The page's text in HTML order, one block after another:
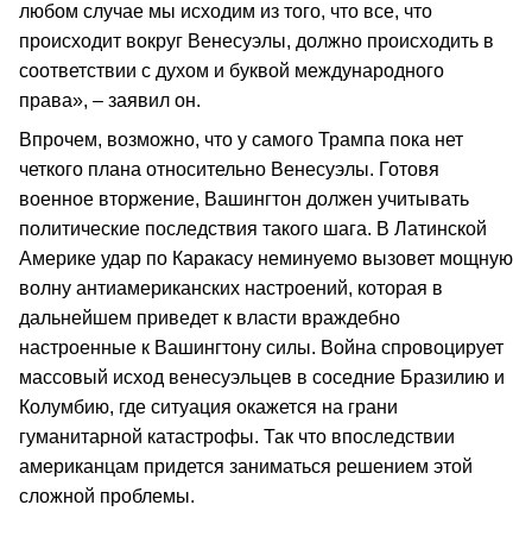
любом случае мы исходим из того, что все, что
происходит вокруг Венесуэлы, должно происходить в
соответствии с духом и буквой международного
права», – заявил он.
Впрочем, возможно, что у самого Трампа пока нет
четкого плана относительно Венесуэлы. Готовя
военное вторжение, Вашингтон должен учитывать
политические последствия такого шага. В Латинской
Америке удар по Каракасу неминуемо вызовет мощную
волну антиамериканских настроений, которая в
дальнейшем приведет к власти враждебно
настроенные к Вашингтону силы. Война спровоцирует
массовый исход венесуэльцев в соседние Бразилию и
Колумбию, где ситуация окажется на грани
гуманитарной катастрофы. Так что впоследствии
американцам придется заниматься решением этой
сложной проблемы.